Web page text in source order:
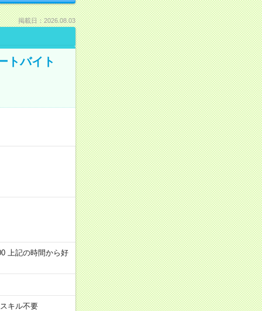
掲載日：2026.08.03
トバイト
上記の時間から好
キル不要